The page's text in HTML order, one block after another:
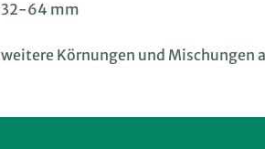
32-64 mm
weitere Körnungen und Mischungen